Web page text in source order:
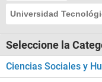
Universidad
Seleccione la
Ciencias Sociales y